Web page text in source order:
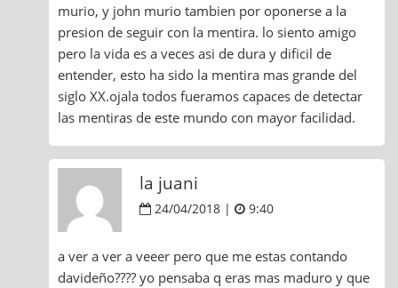
murio, y john murio tambien por oponerse a la
presion de seguir con la mentira. lo siento amigo
pero la vida es a veces asi de dura y dificil de
entender, esto ha sido la mentira mas grande del
siglo XX.ojala todos fueramos capaces de detectar
las mentiras de este mundo con mayor facilidad.
la juani
24/04/2018 | 9:40
a ver a ver a veeer pero que me estas contando
davideño???? yo pensaba q eras mas maduro y que